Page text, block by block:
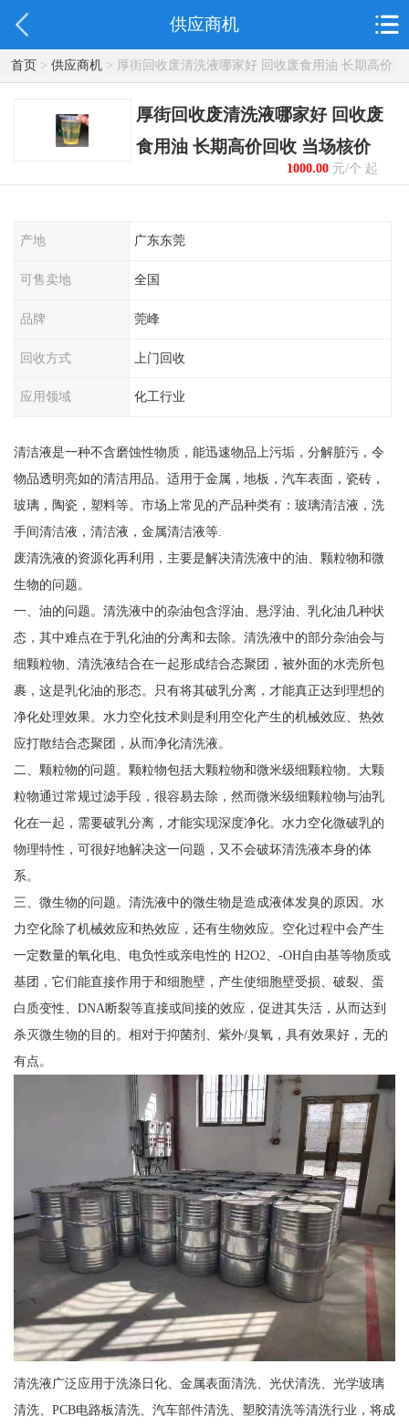
供应商机
首页> 供应商机> 厚街回收废清洗液哪家好 回收废食用油 长期高价
回收 当场核价
厚街回收废清洗液哪家好 回收废
食用油 长期高价回收 当场核价
1000.00元/个 起
产地 广东东莞
可售卖地 全国
品牌 莞峰
回收方式 上门回收
应用领域 化工行业
清洁液是一种不含磨蚀性物质，能迅速物品上污垢，分解脏污，令
物品透明亮如的清洁用品。适用于金属，地板，汽车表面，瓷砖，
玻璃，陶瓷，塑料等。市场上常见的产品种类有：玻璃清洁液，洗
手间清洁液，清洁液，金属清洁液等.
废清洗液的资源化再利用，主要是解决清洗液中的油、颗粒物和微
生物的问题。
一、油的问题。清洗液中的杂油包含浮油、悬浮油、乳化油几种状
态，其中难点在于乳化油的分离和去除。清洗液中的部分杂油会与
细颗粒物、清洗液结合在一起形成结合态聚团，被外面的水壳所包
裹，这是乳化油的形态。只有将其破乳分离，才能真正达到理想的
净化处理效果。水力空化技术则是利用空化产生的机械效应、热效
应打散结合态聚团，从而净化清洗液。
二、颗粒物的问题。颗粒物包括大颗粒物和微米级细颗粒物。大颗
粒物通过常规过滤手段，很容易去除，然而微米级细颗粒物与油乳
化在一起，需要破乳分离，才能实现深度净化。水力空化微破乳的
物理特性，可很好地解决这一问题，又不会破坏清洗液本身的体
系。
三、微生物的问题。清洗液中的微生物是造成液体发臭的原因。水
力空化除了机械效应和热效应，还有生物效应。空化过程中会产生
一定数量的氧化电、电负性或亲电性的 H2O2、-OH自由基等物质或
基团，它们能直接作用于和细胞壁，产生使细胞壁受损、破裂、蛋
白质变性、DNA断裂等直接或间接的效应，促进其失活，从而达到
杀灭微生物的目的。相对于抑菌剂、紫外/臭氧，具有效果好，无的
有点。
清洗液广泛应用于洗涤日化、金属表面清洗、光伏清洗、光学玻璃
清洗、PCB电路板清洗、汽车部件清洗、塑胶清洗等清洗行业，将成